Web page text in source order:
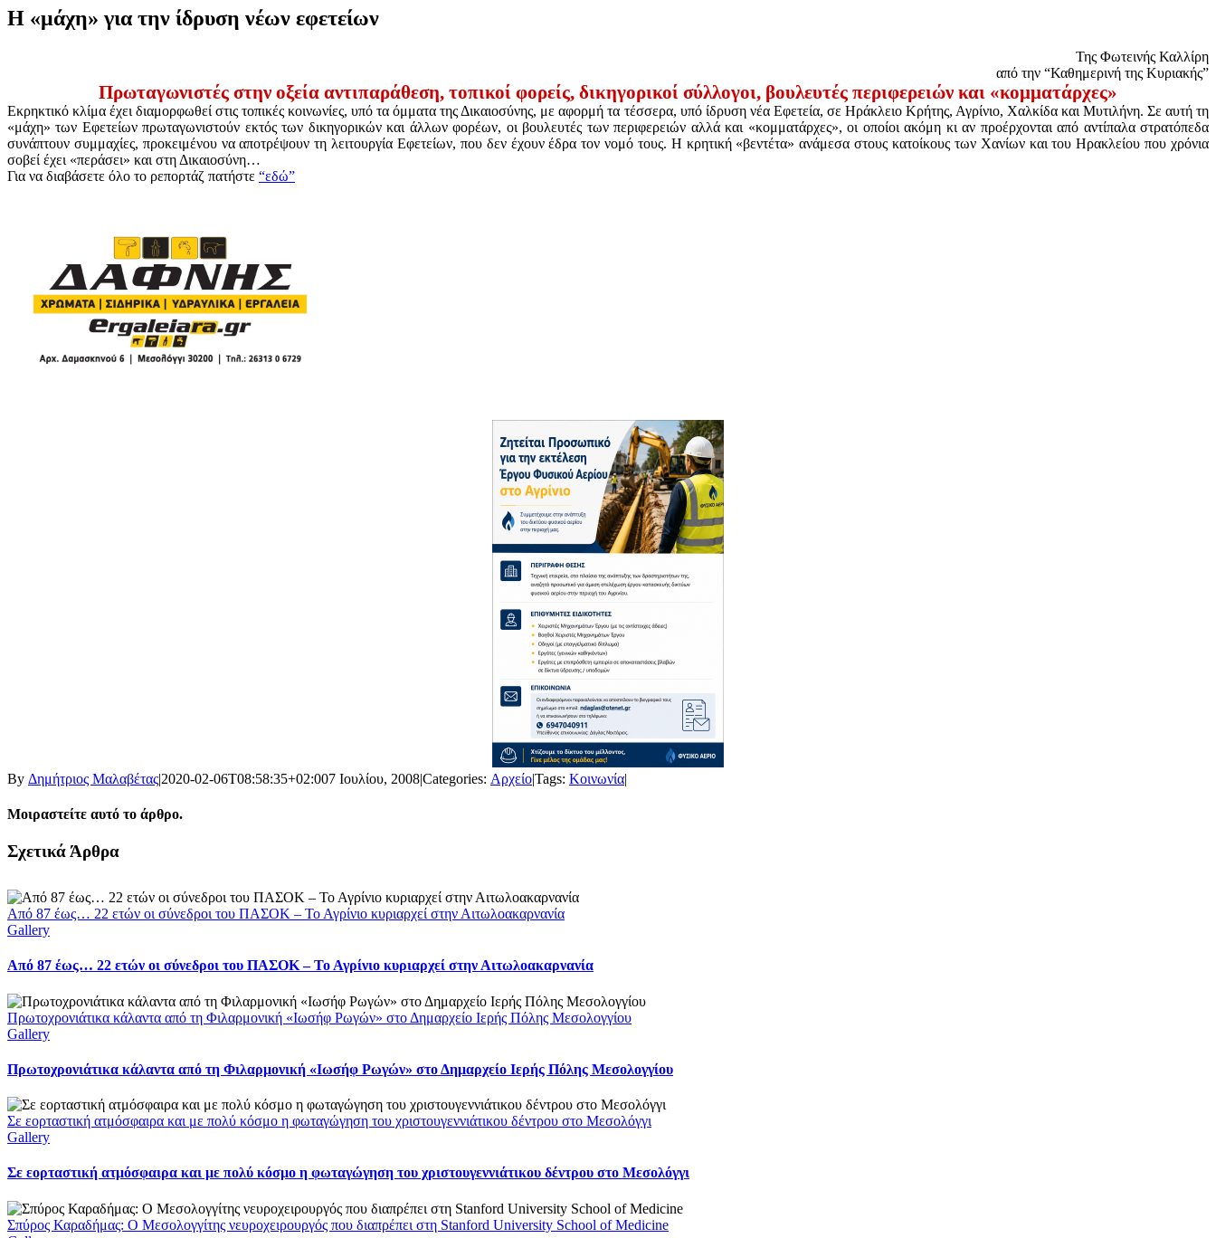
Η «μάχη» για την ίδρυση νέων εφετείων
Της Φωτεινής Καλλίρη
από την “Καθημερινή της Κυριακής”
Πρωταγωνιστές στην οξεία αντιπαράθεση, τοπικοί φορείς, δικηγορικοί σύλλογοι, βουλευτές περιφερειών και «κομματάρχες»
Εκρηκτικό κλίμα έχει διαμορφωθεί στις τοπικές κοινωνίες, υπό τα όμματα της Δικαιοσύνης, με αφορμή τα τέσσερα, υπό ίδρυση νέα Εφετεία, σε Ηράκλειο Κρήτης, Αγρίνιο, Χαλκίδα και Μυτιλήνη. Σε αυτή τη
«μάχη» των Εφετείων πρωταγωνιστούν εκτός των δικηγορικών και άλλων φορέων, οι βουλευτές των περιφερειών αλλά και «κομματάρχες», οι οποίοι ακόμη κι αν προέρχονται από αντίπαλα στρατόπεδα
συνάπτουν συμμαχίες, προκειμένου να αποτρέψουν τη λειτουργία Εφετείων, που δεν έχουν έδρα τον νομό τους. Η κρητική «βεντέτα» ανάμεσα στους κατοίκους των Χανίων και του Ηρακλείου που χρόνια
σοβεί έχει «περάσει» και στη Δικαιοσύνη…
Για να διαβάσετε όλο το ρεπορτάζ πατήστε “εδώ”
By Δημήτριος Μαλαβέτας|2020-02-06T08:58:35+02:007 Ιουλίου, 2008|Categories: Αρχείο|Tags: Κοινωνία|
Μοιραστείτε αυτό το άρθρο.
Facebook
X
LinkedIn
WhatsApp
Email
Σχετικά Άρθρα
Από 87 έως… 22 ετών οι σύνεδροι του ΠΑΣΟΚ – Το Αγρίνιο κυριαρχεί στην Αιτωλοακαρνανία
Gallery
Από 87 έως… 22 ετών οι σύνεδροι του ΠΑΣΟΚ – Το Αγρίνιο κυριαρχεί στην Αιτωλοακαρνανία
Πρωτοχρονιάτικα κάλαντα από τη Φιλαρμονική «Ιωσήφ Ρωγών» στο Δημαρχείο Ιερής Πόλης Μεσολογγίου
Gallery
Πρωτοχρονιάτικα κάλαντα από τη Φιλαρμονική «Ιωσήφ Ρωγών» στο Δημαρχείο Ιερής Πόλης Μεσολογγίου
Σε εορταστική ατμόσφαιρα και με πολύ κόσμο η φωταγώγηση του χριστουγεννιάτικου δέντρου στο Μεσολόγγι
Gallery
Σε εορταστική ατμόσφαιρα και με πολύ κόσμο η φωταγώγηση του χριστουγεννιάτικου δέντρου στο Μεσολόγγι
Σπύρος Καραδήμας: Ο Μεσολογγίτης νευροχειρουργός που διαπρέπει στη Stanford University School of Medicine